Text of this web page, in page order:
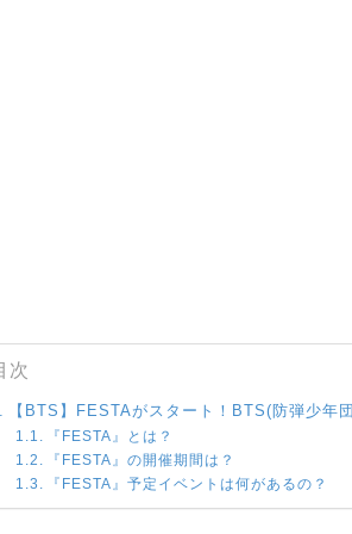
次
【BTS】FESTAがスタート！BTS(防弾少年
『FESTA』とは？
『FESTA』の開催期間は？
『FESTA』予定イベントは何があるの？